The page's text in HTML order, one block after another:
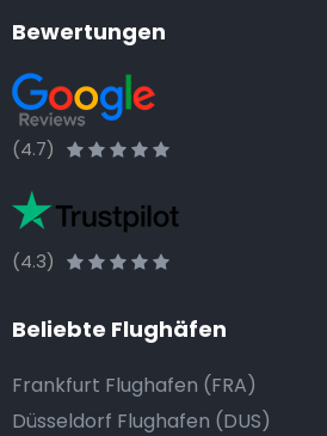
Bewertungen
(4.7)
(4.3)
Beliebte Flughäfen
Frankfurt Flughafen (FRA)
Düsseldorf Flughafen (DUS)